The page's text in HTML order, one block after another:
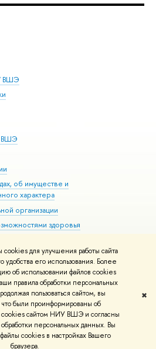
для улучшения работы сайта
его использования. Более
об использовании файлов cookies
правила обработки персональных
пользоваться сайтом, вы
были проинформированы об
cookies сайтом НИУ ВШЭ и согласны
персональных данных. Вы
cookies в настройках Вашего
браузера.
✖
ВШЭ
ВШЭ
об имуществе и
характера
организации
здоровья
и контакты Условия использования
Карта сайта
разработаны вШколе дизайна НИУ ВШЭ